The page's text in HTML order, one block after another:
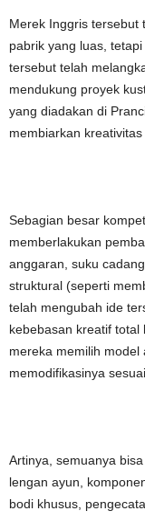
Merek Inggris tersebut
pabrik yang luas,
tersebut telah
mendukung proyek
yang diadakan di
membiarkan kreativitas
Sebagian besar
memberlakukan
anggaran, suku
struktural (seperti
telah mengubah ide
kebebasan kreatif total
mereka memilih
memodifikasinya
Artinya, semuanya
lengan ayun,
bodi khusus,